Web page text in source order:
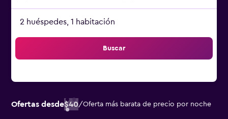
2 huéspedes, 1 habitación
Buscar
Ofertas desde$40/Oferta más barata de precio por noche